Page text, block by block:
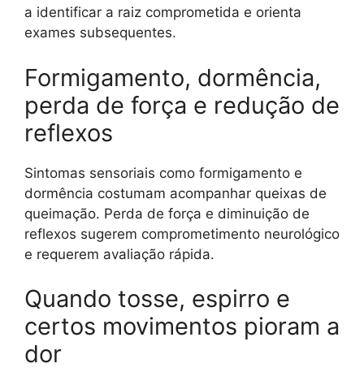
a identificar a raiz comprometida e orienta
exames subsequentes.
Formigamento, dormência,
perda de força e redução de
reflexos
Sintomas sensoriais como formigamento e
dormência costumam acompanhar queixas de
queimação. Perda de força e diminuição de
reflexos sugerem comprometimento neurológico
e requerem avaliação rápida.
Quando tosse, espirro e
certos movimentos pioram a
dor